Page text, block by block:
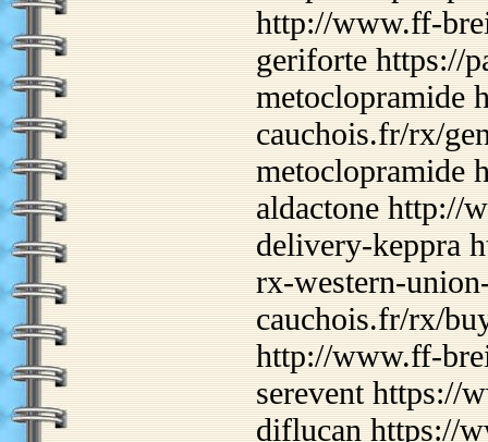
http://www.ff-
geriforte https://
metoclopramide
cauchois.fr/rx/
metoclopramide
aldactone http://
delivery-keppra
rx-western-
cauchois.fr/rx/
http://www.ff-
serevent https://
diflucan https://